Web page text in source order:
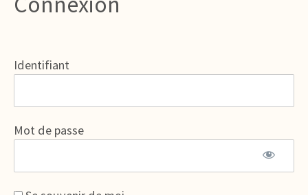
Identifiant
Mot de passe